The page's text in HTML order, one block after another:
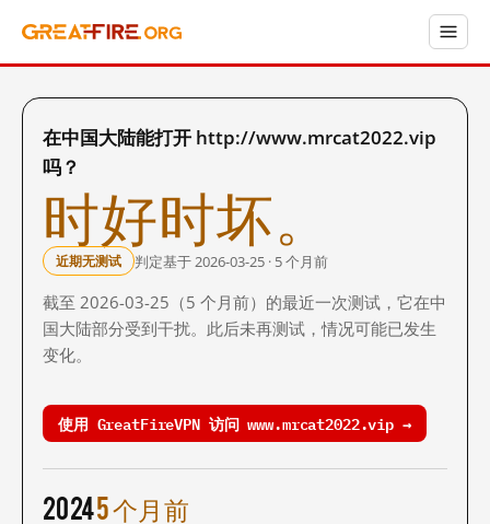
在中国大陆能打开 http://www.mrcat2022.vip
吗？
时好时坏。
近期无测试 判定基于 2026-03-25 · 5 个月前
截至 2026-03-25（5 个月前）的最近一次测试，它在中
国大陆部分受到干扰。此后未再测试，情况可能已发生
变化。
使用 GreatFireVPN 访问 www.mrcat2022.vip →
20245 个月前